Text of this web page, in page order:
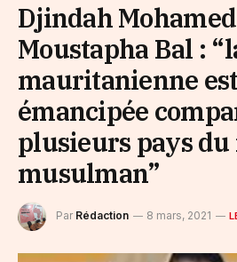
Djindah
Moustapha Bal :
mauritanienne
émancipée
plusieurs pays du
musulman”
Par Rédaction 8 mars, 2021